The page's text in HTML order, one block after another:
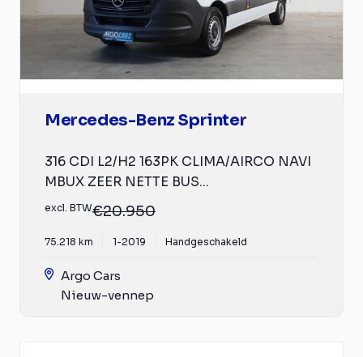
Mercedes-Benz Sprinter
316 CDI L2/H2 163PK CLIMA/AIRCO NAVI
MBUX ZEER NETTE BUS...
excl. BTW€20.950
75.218 km 1-2019 Handgeschakeld
Argo Cars
Nieuw-vennep